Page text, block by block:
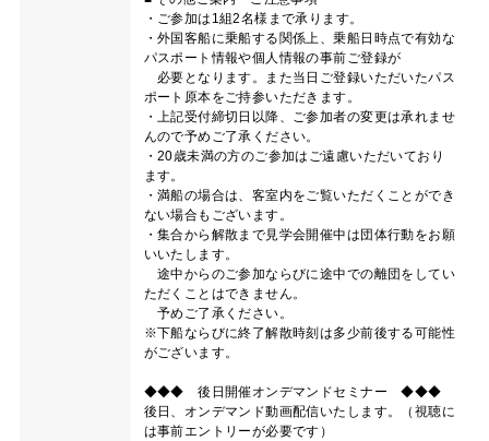
・ご参加は1組2名様まで承ります。
・外国客船に乗船する関係上、乗船日時点で有効な
パスポート情報や個人情報の事前ご登録が
必要となります。また当日ご登録いただいたパス
ポート原本をご持参いただきます。
・上記受付締切日以降、ご参加者の変更は承れませ
んので予めご了承ください。
・20歳未満の方のご参加はご遠慮いただいており
ます。
・満船の場合は、客室内をご覧いただくことができ
ない場合もございます。
・集合から解散まで見学会開催中は団体行動をお願
いいたします。
途中からのご参加ならびに途中での離団をしてい
ただくことはできません。
予めご了承ください。
※下船ならびに終了解散時刻は多少前後する可能性
がございます。
◆◆◆ 後日開催オンデマンドセミナー ◆◆◆
後日、オンデマンド動画配信いたします。（視聴に
は事前エントリーが必要です）